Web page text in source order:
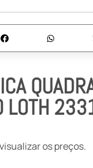
LOTH
os preços.